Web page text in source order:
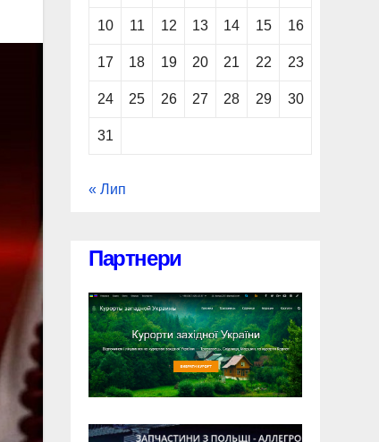
10 11 12 13 14 15 16
17 18 19 20 21 22 23
24 25 26 27 28 29 30
31
« Лип
Партнери